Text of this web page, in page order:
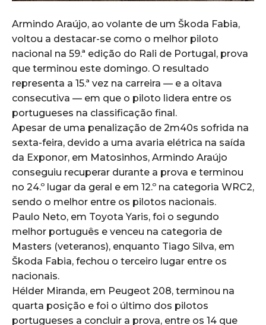
Armindo Araújo, ao volante de um Škoda Fabia,
voltou a destacar-se como o melhor piloto
nacional na 59.ª edição do Rali de Portugal, prova
que terminou este domingo. O resultado
representa a 15.ª vez na carreira — e a oitava
consecutiva — em que o piloto lidera entre os
portugueses na classificação final.
Apesar de uma penalização de 2m40s sofrida na
sexta-feira, devido a uma avaria elétrica na saída
da Exponor, em Matosinhos, Armindo Araújo
conseguiu recuperar durante a prova e terminou
no 24.º lugar da geral e em 12.º na categoria WRC2,
sendo o melhor entre os pilotos nacionais.
Paulo Neto, em Toyota Yaris, foi o segundo
melhor português e venceu na categoria de
Masters (veteranos), enquanto Tiago Silva, em
Škoda Fabia, fechou o terceiro lugar entre os
nacionais.
Hélder Miranda, em Peugeot 208, terminou na
quarta posição e foi o último dos pilotos
portugueses a concluir a prova, entre os 14 que